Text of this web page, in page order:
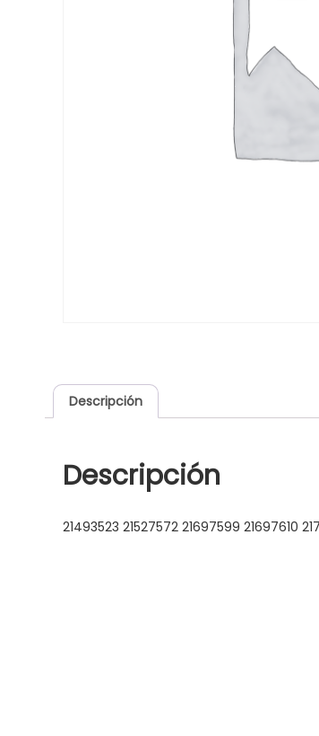
Descripción
Descripción
21493523 21527572 21697599 21697610